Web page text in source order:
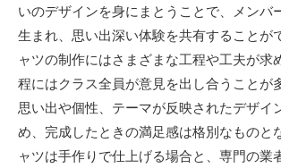
いのデザインを身にまとうことで、メンバ
生まれ、思い出深い体験を共有することが
ャツの制作にはさまざまな工程や工夫が求
程にはクラス全員が意見を出し合うことが
思い出や個性、テーマが反映されたデザイ
め、完成したときの満足感は格別なものと
ャツは手作りで仕上げる場合と、専門の業